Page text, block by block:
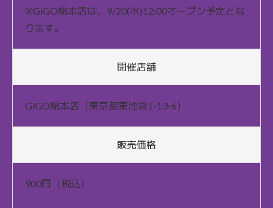
※GiGO総本店は、9/20(水)12:00オープン予定とな
ります。
開催店舗
GiGO総本店（東京都東池袋1-13-6）
販売価格
900円（税込）